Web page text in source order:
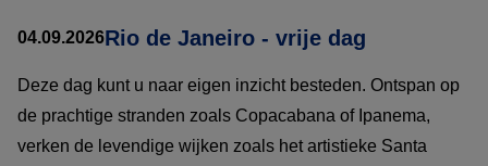
04.09.2026Rio de Janeiro - vrije dag
Deze dag kunt u naar eigen inzicht besteden. Ontspan op
de prachtige stranden zoals Copacabana of Ipanema,
verken de levendige wijken zoals het artistieke Santa